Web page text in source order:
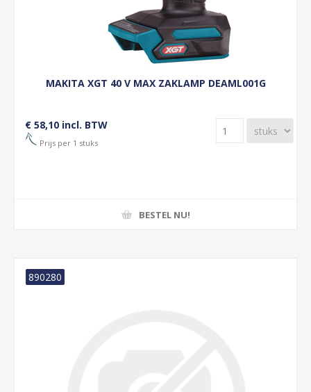
MAKITA XGT 40 V MAX ZAKLAMP DEAML001G
€ 58,10 incl. BTW
Prijs per 1 stuks
BESTEL NU!
890280